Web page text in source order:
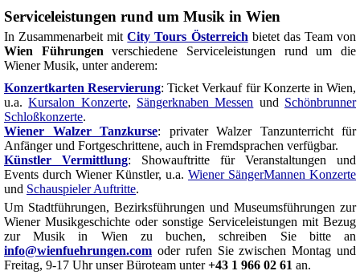
Serviceleistungen rund um Musik in Wien
In Zusammenarbeit mitCity Tours Österreich bietet das Team von
Wien Führungen verschiedene Serviceleistungen rund um die
Wiener Musik, unter anderem:
Konzertkarten Reservierung: Ticket Verkauf für Konzerte in Wien,
u.a.Kursalon Konzerte, Sängerknaben Messen und Schönbrunner
Schloßkonzerte.
Wiener Walzer Tanzkurse: privater Walzer Tanzunterricht für
Anfänger und Fortgeschrittene, auch in Fremdsprachen verfügbar.
Künstler Vermittlung: Showauftritte für Veranstaltungen und
Events durch Wiener Künstler, u.a. Wiener SängerMannen Konzerte
und Schauspieler Auftritte.
Um Stadtführungen, Bezirksführungen und Museumsführungen zur
Wiener Musikgeschichte oder sonstige Serviceleistungen mit Bezug
zur Musik in Wien zu buchen, schreiben Sie bitte an
info@wienfuehrungen.com oder rufen Sie zwischen Montag und
Freitag, 9-17 Uhr unser Büroteam unter+43 1 966 02 61 an.